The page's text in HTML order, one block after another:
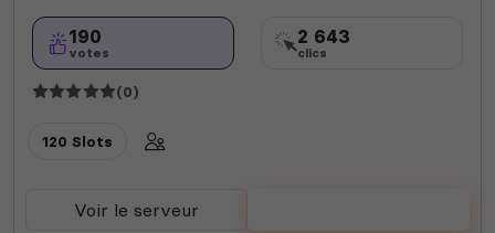
190
votes
2 643
clics
(0)
120 Slots
Voir le serveur